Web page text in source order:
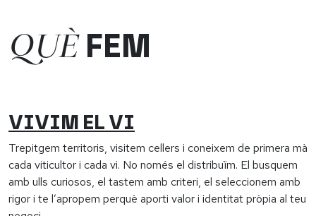
QUÈ FEM
VIVIM EL VI
Trepitgem territoris, visitem cellers i coneixem de primera mà
cada viticultor i cada vi. No només el distribuïm. El busquem
amb ulls curiosos, el tastem amb criteri, el seleccionem amb
rigor i te l’apropem perquè aporti valor i identitat pròpia al teu